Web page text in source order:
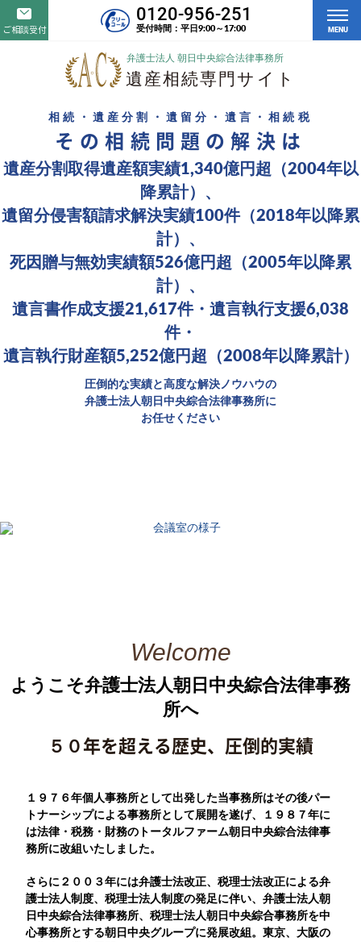
ご相談受付
0120-956-251
受付時間：平日9:00～17:00 MENU
相続・遺産分割・遺留分・遺言・相続税
その相続問題の解決は
遺産分割取得遺産額実績1,340億円超（2004年以
降累計）、
遺留分侵害額請求解決実績100件（2018年以降累
計）、
死因贈与無効実績額526億円超（2005年以降累
計）、
遺言書作成支援21,617件・遺言執行支援6,038
件・
遺言執行財産額5,252億円超（2008年以降累計）
圧倒的な実績と高度な解決ノウハウの
弁護士法人朝日中央綜合法律事務所に
お任せください
Welcome
ようこそ弁護士法人朝日中央綜合法律事務
所へ
５０年を超える歴史、圧倒的実績
１９７６年個人事務所として出発した当事務所はその後パー
トナーシップによる事務所として展開を遂げ、１９８７年に
は法律・税務・財務のトータルファーム朝日中央綜合法律事
務所に改組いたしました。
さらに２００３年には弁護士法改正、税理士法改正による弁
護士法人制度、税理士法人制度の発足に伴い、弁護士法人朝
日中央綜合法律事務所、税理士法人朝日中央綜合事務所を中
心事務所とする朝日中央グループに発展改組。東京、大阪の